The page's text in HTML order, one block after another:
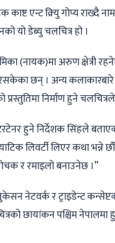
एन्ट क्र्यिु गोप्य राख्दै
यो डेब्यु चलचित्र हो ।
(नायक)मा अरुण क्षेत्री
छन् । अन्य
प्रस्तुतिमा निर्माण हुने
हुने निर्देशक सिंहले
लिवर्टी लिएर कथा
र रमाइलो बनाउनेछ ।”
नेटवर्क र ट्राइडेन्ट
छायांकन पश्चिम नेपालमा